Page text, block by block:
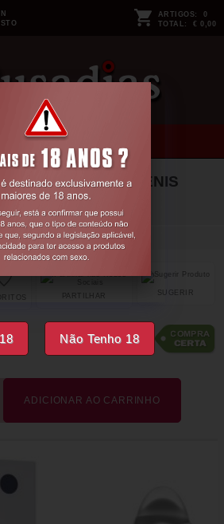
Não Tenho 18
ARTIGOS: 0
TOTAL: € 0,00
PARA O PÉNIS
SUGERIR
PARTILHAR
€18,57
ADICIONAR AO CARRINHO